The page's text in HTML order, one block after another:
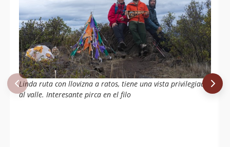
Linda ruta con llovizna a ratos, tiene una vista privilegiada
al valle. Interesante pirca en el filo